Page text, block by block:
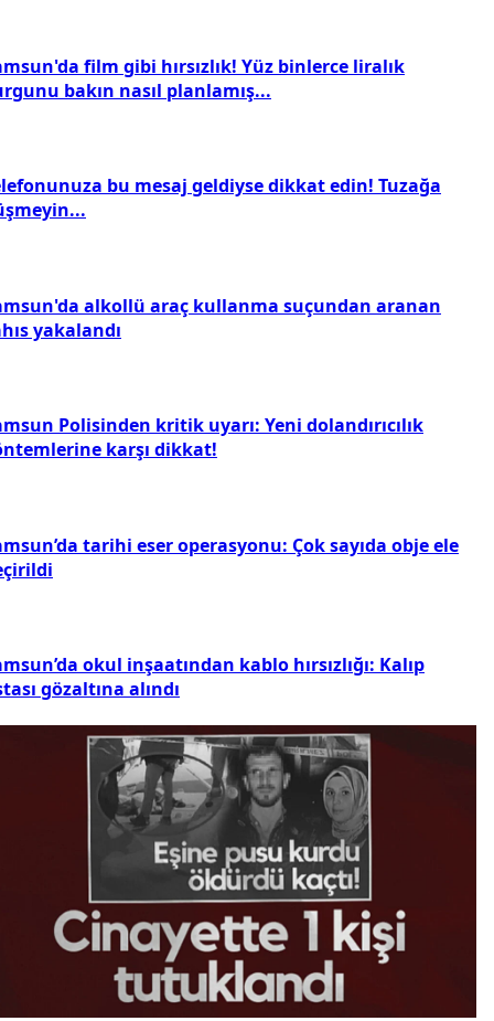
film gibi hırsızlık! Yüz binlerce liralık
bakın nasıl planlamış...
bu mesaj geldiyse dikkat edin! Tuzağa
alkollü araç kullanma suçundan aranan
yakalandı
Polisinden kritik uyarı: Yeni dolandırıcılık
karşı dikkat!
tarihi eser operasyonu: Çok sayıda obje ele
okul inşaatından kablo hırsızlığı: Kalıp
gözaltına alındı